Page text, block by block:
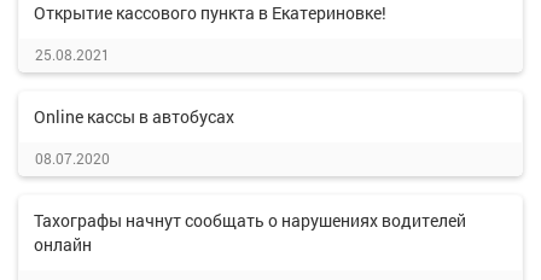
Открытие кассового пункта в Екатериновке!
25.08.2021
Online кассы в автобусах
08.07.2020
Тахографы начнут сообщать о нарушениях водителей
онлайн